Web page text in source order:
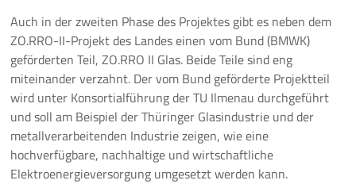
Auch in der zweiten Phase des Projektes gibt es neben dem
ZO.RRO-II-Projekt des Landes einen vom Bund (BMWK)
geförderten Teil, ZO.RRO II Glas. Beide Teile sind eng
miteinander verzahnt. Der vom Bund geförderte Projektteil
wird unter Konsortialführung der TU Ilmenau durchgeführt
und soll am Beispiel der Thüringer Glasindustrie und der
metallverarbeitenden Industrie zeigen, wie eine
hochverfügbare, nachhaltige und wirtschaftliche
Elektroenergieversorgung umgesetzt werden kann.